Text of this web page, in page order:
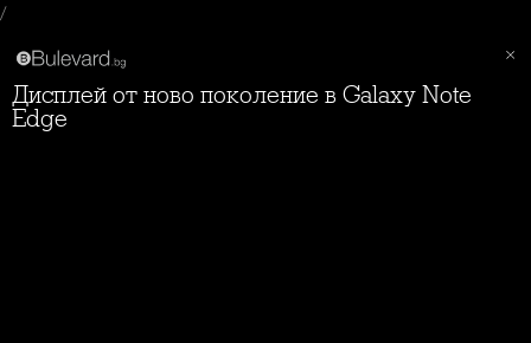
/
Дисплей от ново поколение в Galaxy Note
Edge